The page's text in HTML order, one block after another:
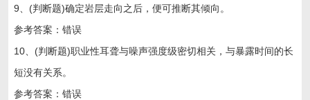
9、(判断题)确定岩层走向之后，便可推断其倾向。
参考答案：错误
10、(判断题)职业性耳聋与噪声强度级密切相关，与暴露时间的长
短没有关系。
参考答案：错误